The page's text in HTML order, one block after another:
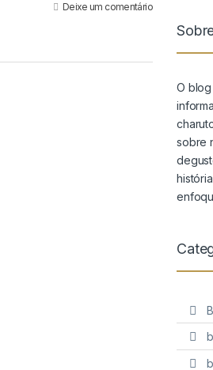
Deixe um comentário
O
sobre